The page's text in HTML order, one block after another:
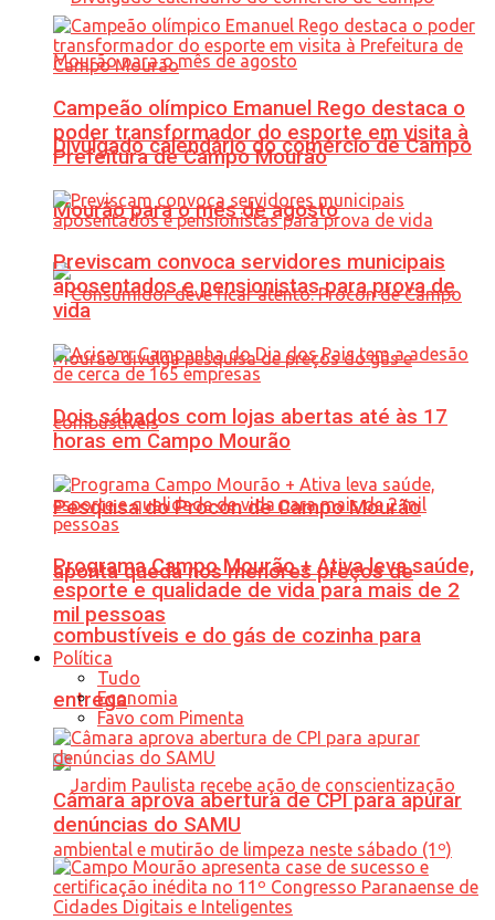
Divulgado calendário do comércio de Campo
Mourão para o mês de agosto
Pesquisa do Procon de Campo Mourão
aponta queda nos menores preços de
combustíveis e do gás de cozinha para
entrega
Campeão olímpico Emanuel Rego destaca o
poder transformador do esporte em visita à
Prefeitura de Campo Mourão
Previscam convoca servidores municipais
aposentados e pensionistas para prova de
vida
Dois sábados com lojas abertas até às 17
horas em Campo Mourão
Programa Campo Mourão + Ativa leva saúde,
esporte e qualidade de vida para mais de 2
mil pessoas
Política
Tudo
Economia
Favo com Pimenta
Câmara aprova abertura de CPI para apurar
denúncias do SAMU